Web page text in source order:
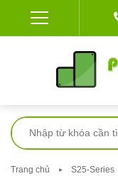
Trang chủ S25-Series